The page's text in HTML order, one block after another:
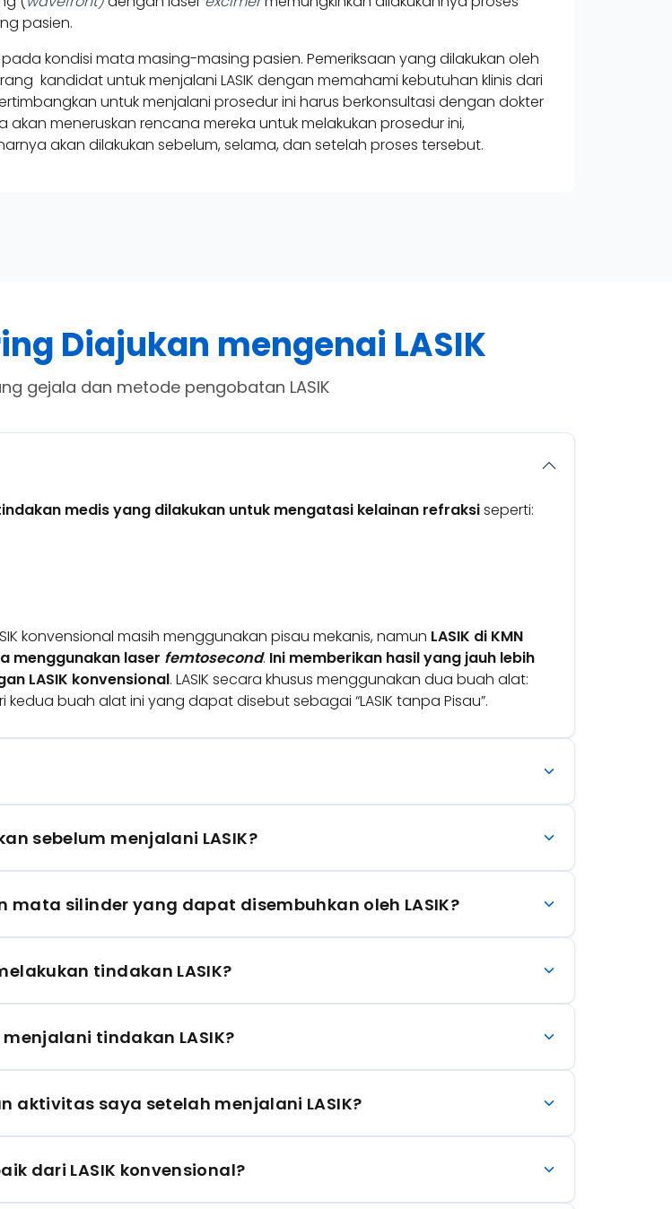
pasien.
kondisi mata masing-masing pasien. Pemeriksaan yang dilakukan oleh
kandidat untuk menjalani LASIK dengan memahami kebutuhan klinis dari
untuk menjalani prosedur ini harus berkonsultasi dengan dokter
meneruskan rencana mereka untuk melakukan prosedur ini,
akan dilakukan sebelum, selama, dan setelah proses tersebut.
Diajukan mengenai LASIK
gejala dan metode pengobatan LASIK
medis yang dilakukan untuk mengatasi kelainan refraksiseperti:
konvensional masih menggunakan pisau mekanis, namun LASIK di KMN
menggunakan laser femtosecond. Ini memberikan hasil yang jauh lebih
LASIK konvensional. LASIK secara khusus menggunakan dua buah alat:
kedua buah alat ini yang dapat disebut sebagai “LASIK tanpa Pisau”.
sebelum menjalani LASIK?
silinder yang dapat disembuhkan oleh LASIK?
tindakan LASIK?
tindakan LASIK?
saya setelah menjalani LASIK?
dari LASIK konvensional?